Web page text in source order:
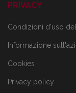
PRIVACY
Condizioni d'uso
Informazione
Cookies
Privacy policy